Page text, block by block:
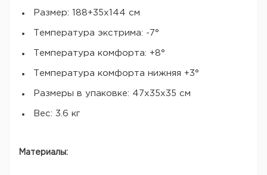
Размер: 188+35х144 см
Температура экстрима: -7°
Температура комфорта: +8°
Температура комфорта нижняя +3°
Размеры в упаковке: 47х35х35 см
Вес: 3.6 кг
Материалы: